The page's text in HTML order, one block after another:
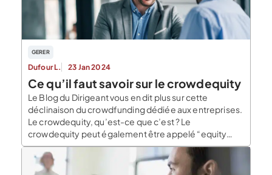
GERER
Dufour L. 23 Jan 2024
Ce qu’il faut savoir sur le crowdequity
Le Blog du Dirigeant vous en dit plus sur cette
déclinaison du crowdfunding dédiée aux entreprises.
Le crowdequity, qu’est-ce que c’est ? Le
crowdequity peut également être appelé “equity
crowdfunding”. Concrètement, il offre la possibilité
d’investir dans une société en acquérant une partie
de son capital. En acquérant des parts de l’entreprise